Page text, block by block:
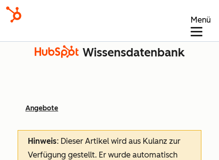
Menü
Wissensdatenbank
Angebote
Hinweis: Dieser Artikel wird aus Kulanz zur
Verfügung gestellt. Er wurde automatisch